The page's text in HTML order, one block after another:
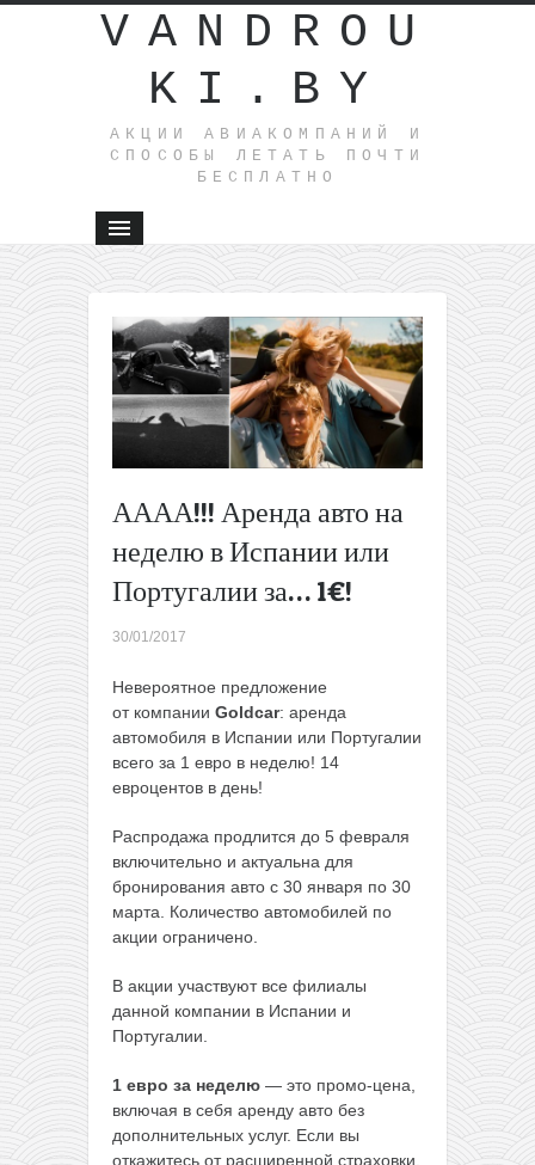
VANDROU
KI.BY
АКЦИИ АВИАКОМПАНИЙ И
СПОСОБЫ ЛЕТАТЬ ПОЧТИ
БЕСПЛАТНО
АААА!!! Аренда авто на
неделю в Испании или
Португалии за… 1€!
30/01/2017
Невероятное предложение
от компании Goldcar: аренда
автомобиля в Испании или Португалии
всего за 1 евро в неделю! 14
евроцентов в день!
Распродажа продлится до 5 февраля
включительно и актуальна для
бронирования авто с 30 января по 30
марта. Количество автомобилей по
акции ограничено.
В акции участвуют все филиалы
данной компании в Испании и
Португалии.
1 евро за неделю — это промо-цена,
включая в себя аренду авто без
дополнительных услуг. Если вы
откажитесь от расширенной страховки,
Ecolines:
поездки
из Литвы
в Польшу
наоборот
март)
(Пиренеи)
(в марте)